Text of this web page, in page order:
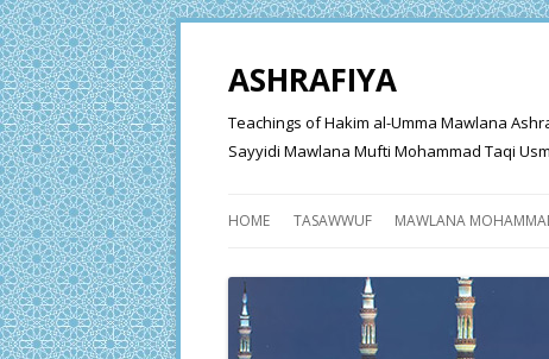
ASHRAFIYA
Teachings of Hakim al-Umma Mawlana
Sayyidi Mawlana Mufti Mohammad Taqi
HOME TASAWWUF MAWLANA